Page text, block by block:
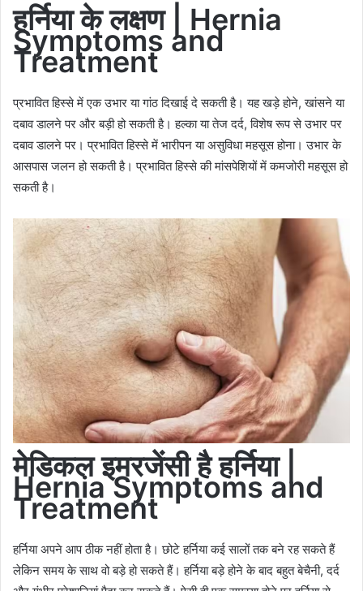
हर्निया के लक्षण | Hernia
Symptoms and
Treatment
प्रभावित हिस्से में एक उभार या गांठ दिखाई दे सकती है। यह खड़े होने, खांसने या
दबाव डालने पर और बड़ी हो सकती है। हल्का या तेज दर्द, विशेष रूप से उभार पर
दबाव डालने पर। प्रभावित हिस्से में भारीपन या असुविधा महसूस होना। उभार के
आसपास जलन हो सकती है। प्रभावित हिस्से की मांसपेशियों में कमजोरी महसूस हो
सकती है।
मेडिकल इमरजेंसी है हर्निया |
Hernia Symptomsand
Treatment
हर्निया अपने आप ठीक नहीं होता है। छोटे हर्निया कई सालों तक बने रह सकते हैं
लेकिन समय के साथ वो बड़े हो सकते हैं। हर्निया बड़े होने के बाद बहुत बेचैनी, दर्द